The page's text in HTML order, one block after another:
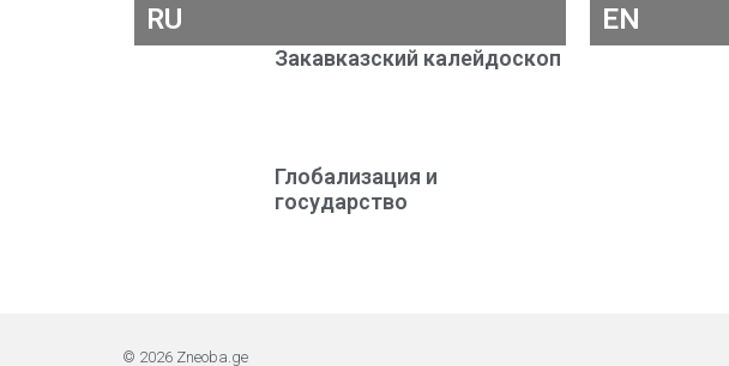
RU
Закавказский калейдоскоп
Глобализация и
государство
EN
© 2026 Zneoba.ge